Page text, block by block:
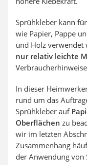
Sprühkleber kann
wie Papier, Pappe
und Holz verwendet
nur relativ leichte
In dieser
rund um das
Sprühkleber auf
Oberflächen zu
wir im letzten
Zusammenhang
der Anwendung von